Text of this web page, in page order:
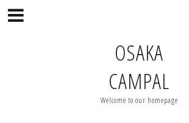
OSAKA
CAMPAL
Welcome to our homepage